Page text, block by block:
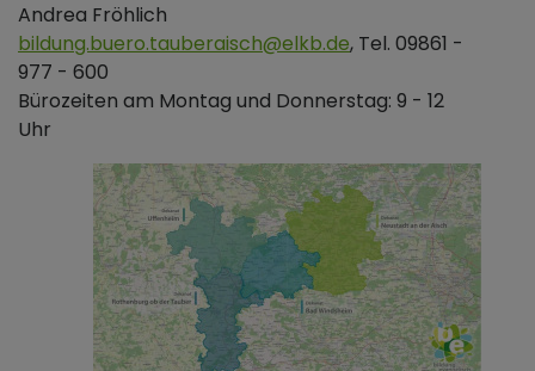
Andrea Fröhlich
bildung.buero.tauberaisch@elkb.de, Tel. 09861 -
977 - 600
Bürozeiten am Montag und Donnerstag: 9 - 12
Uhr